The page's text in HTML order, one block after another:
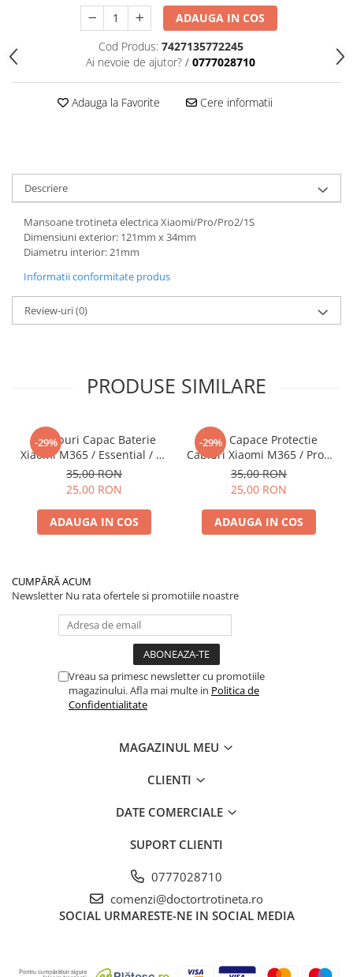
Camere bicicleta
Cauciuc tubeless cu GEL antipană
Accesorii
Biciclete Electrice
Cauciucuri bicicleta
Anvelope și Camere Utilaje
https://www.doctortrotineta.ro/plata-
tbi?
ADAUGA IN COS
Cod Produs: 7427135772245
Ai nevoie de ajutor? / 0777028710
Adauga la Favorite Cere informatii
Descriere
Mansoane trotineta electrica Xiaomi/Pro/Pro2/1S
Dimensiuni exterior: 121mm x 34mm
Diametru interior: 21mm
Informatii conformitate produs
Review-uri(0)
PRODUSE SIMILARE
-29%
Suruburi Capac Baterie
Xiaomi M365 / Essential / 1S
/ Pro / Pro 2 Compatibil
35,00 RON
25,00 RON
ADAUGA IN COS
-29%
Set 4 Capace Protectie
Cabluri Xiaomi M365 / Pro /
1S / Pro 2 / Mi 3 Rosu
35,00 RON
25,00 RON
ADAUGA IN COS
CUMPĂRĂ ACUM
Newsletter Nu rata ofertele si promotiile noastre
Vreau sa primesc newsletter cu promotiile
magazinului. Afla mai multe in Politica de
Confidentialitate
MAGAZINUL MEU
CLIENTI
DATE COMERCIALE
SUPORT CLIENTI
0777028710
comenzi@doctortrotineta.ro
SOCIAL URMARESTE-NE IN SOCIAL MEDIA